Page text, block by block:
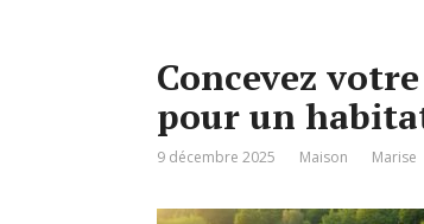
Concevez
pour un
9 décembre 2025 Maison Marise